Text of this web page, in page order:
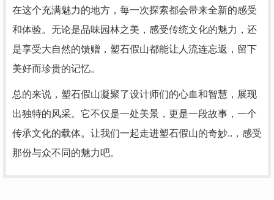
在这个充满魅力的地方，每一次探索都会带来全新的感受
和体验。无论是品味园林之美，感受传统文化的魅力，还
是享受大自然的馈赠，塑石假山都能让人流连忘返，留下
美好而珍贵的记忆。
总的来说，塑石假山凝聚了设计师们的心血和智慧，展现
出独特的风采。它不仅是一处美景，更是一段故事，一个
传承文化的载体。让我们一起走进塑石假山的奇妙..，感受
那份与众不同的魅力吧。